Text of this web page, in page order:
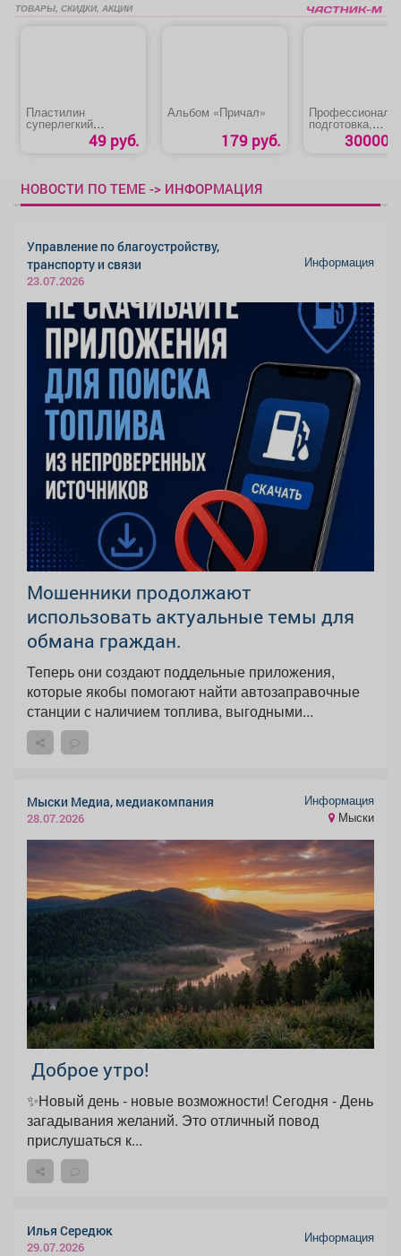
ТОВАРЫ, СКИДКИ, АКЦИИ
Пластилин
суперлегкий
«Цветной» 49 руб.
Альбом «Причал»
179 руб.
подготовка,
переподготовка,
повышение
30000
НОВОСТИ ПО ТЕМЕ -> ИНФОРМАЦИЯ
Управление по благоустройству,
транспорту и связи
23.07.2026
Информация
Мошенники продолжают
использовать актуальные темы для
обмана граждан.
Теперь они создают поддельные приложения,
которые якобы помогают найти автозаправочные
станции с наличием топлива, выгодными...
Мыски Медиа, медиакомпания
28.07.2026
Информация
Мыски
️ Доброе утро!
✨Новый день - новые возможности! Сегодня - День
загадывания желаний. Это отличный повод
прислушаться к...
Илья Середюк
29.07.2026
Информация